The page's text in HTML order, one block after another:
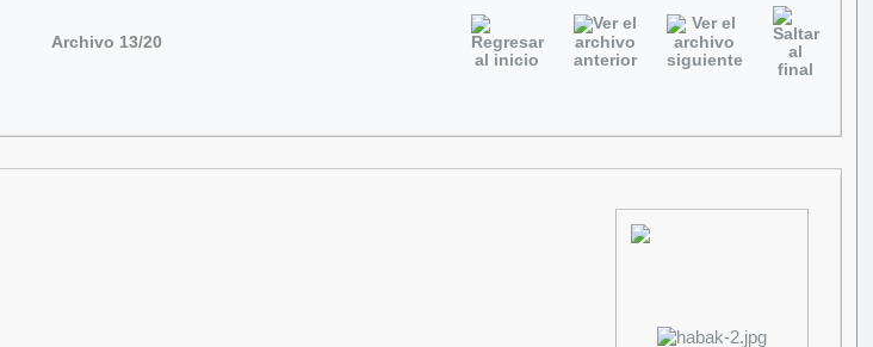
Archivo 13/20